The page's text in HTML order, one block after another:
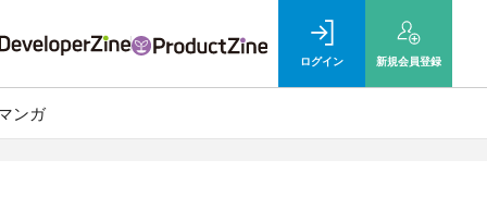
ログイン 新規会員登録
ンガ